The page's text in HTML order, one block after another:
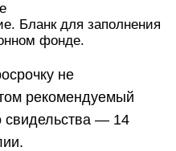
Бланк для заполнения
фонде.
не
рекомендуемый
свидельства — 14